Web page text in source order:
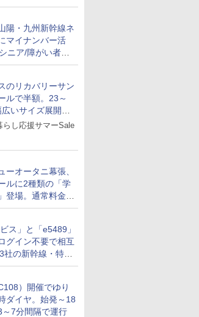
に
陽・九州新幹線ネ
マイナンバー活
ニア/障がい者割
から発売
のリカバリーサン
ルで半額。23～
いサイズ展開、
ション素材を採用
らし応援サマーSale
ーオータニ幕張、
ルに2種類の「学
登場。通常料金の
でお得に夜活
ス」と「e5489」
グイン不要で相互
社の新幹線・特急
リで一括確認
）開催でゆり
ダイヤ。始発～18
～7分間隔で運行